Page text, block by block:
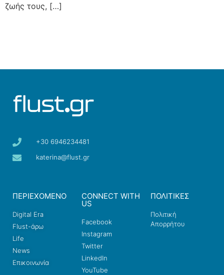
ζωής τους, […]
+30 6946234481
katerina@flust.gr
ΠΕΡΙΕΧΟΜΕΝΟ
Digital Era
Flust-άρω
Life
News
Επικοινωνία
CONNECT WITH
US
Facebook
Instagram
Twitter
LinkedIn
YouTube
ΠΟΛΙΤΙΚΕΣ
Πολιτική
Απορρήτου